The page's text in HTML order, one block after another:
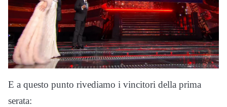
E a questo punto rivediamo i vincitori della prima
serata: